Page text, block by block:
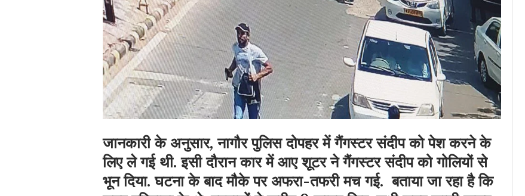
जानकारी के अनुसार, नागौर पुलिस दोपहर में गैंगस्टर संदीप को पेश करने के
लिए ले गई थी. इसी दौरान कार में आए शूटर ने गैंगस्टर संदीप को गोलियों से
भून दिया. घटना के बाद मौके पर अफरा-तफरी मच गई. बताया जा रहा है कि